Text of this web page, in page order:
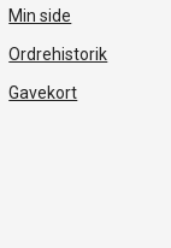
Min side
Ordrehistorik
Gavekort